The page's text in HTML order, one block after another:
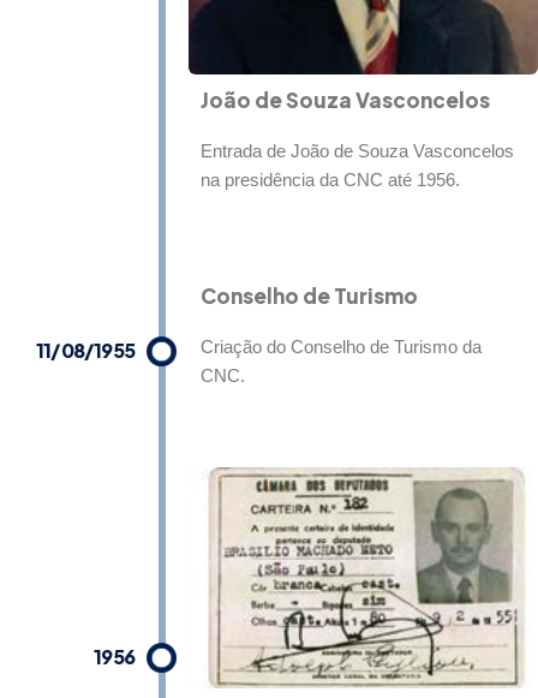
João de Souza Vasconcelos
Entrada de João de Souza Vasconcelos
na presidência da CNC até 1956.
Conselho de Turismo
Criação do Conselho de Turismo da
CNC.
11/08/1955
1956